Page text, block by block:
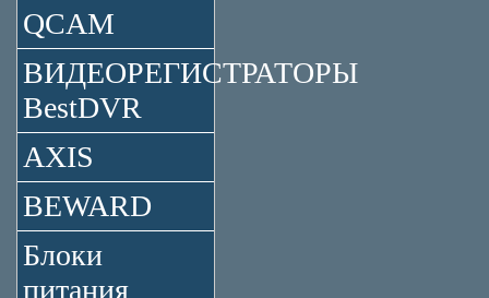
QCAM
ВИДЕОРЕГИСТРАТОРЫ
BestDVR
AXIS
BEWARD
Блоки
питания